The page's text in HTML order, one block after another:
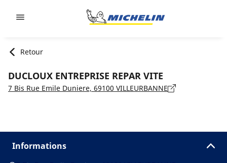
Retour
DUCLOUX ENTREPRISE REPAR VITE
7 Bis Rue Emile Duniere, 69100 VILLEURBANNE
Informations